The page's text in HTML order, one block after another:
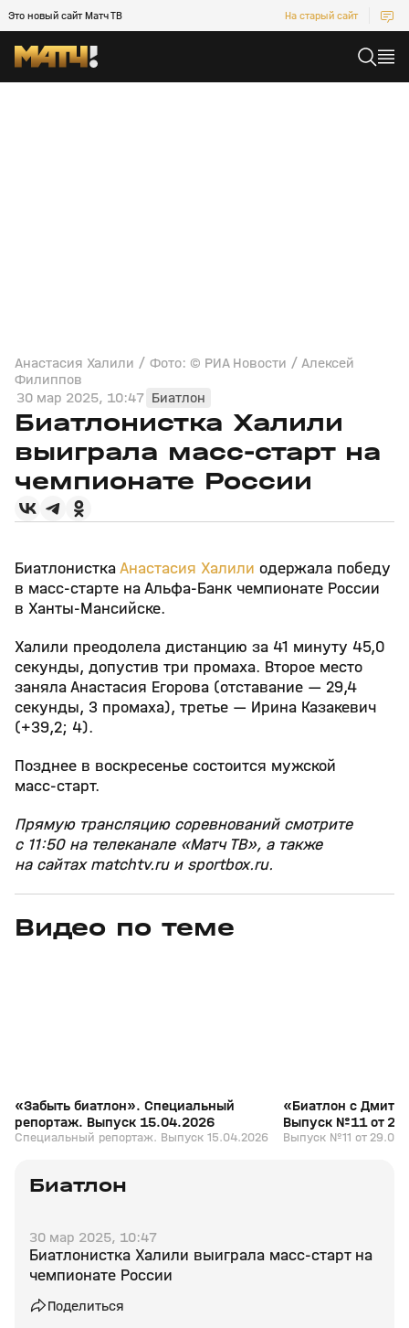
Это новый сайт Матч ТВ На старый сайт
Анастасия Халили / Фото: © РИА Новости / Алексей
Филиппов
30 мар 2025, 10:47 Биатлон
Биатлонистка Халили
выиграла масс‑старт на
чемпионате России
БиатлонисткаАнастасия Халили одержала победу
в масс‑старте на Альфа‑Банк чемпионате России
в Ханты‑Мансийске.
Халили преодолела дистанцию за 41 минуту 45,0
секунды, допустив три промаха. Второе место
заняла Анастасия Егорова (отставание — 29,4
секунды, 3 промаха), третье — Ирина Казакевич
(+39,2; 4).
Позднее в воскресенье состоится мужской
масс‑старт.
Прямую трансляцию соревнований смотрите
с 11:50 на телеканале «Матч ТВ», а также
на сайтах matchtv.ru и sportbox.ru.
Видео по теме
15 апр, 13:09
«Забыть биатлон». Специальный
репортаж. Выпуск 15.04.2026
Специальный репортаж. Выпуск 15.04.2026
«Биатлон с
Выпуск №11 от
Выпуск №11 от
Биатлон
30 мар 2025, 10:47
Биатлонистка Халили выиграла масс‑старт на
чемпионате России
Поделиться